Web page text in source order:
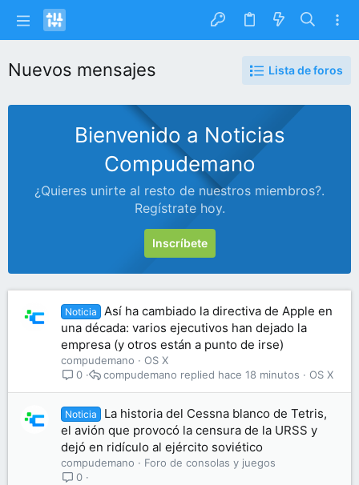
Nuevos mensajes Lista de foros
Bienvenido a Noticias
Compudemano
¿Quieres unirte al resto de nuestros miembros?.
Regístrate hoy.
Inscríbete
Noticia
Así ha cambiado la directiva de Apple en
una década: varios ejecutivos han dejado la
empresa (y otros están a punto de irse)
compudemano
OS X
0
OS X
hace 18 minutos
compudemano
Noticia
La historia del Cessna blanco de Tetris,
el avión que provocó la censura de la URSS y
dejó en ridículo al ejército soviético
compudemano
Foro de consolas y juegos
0